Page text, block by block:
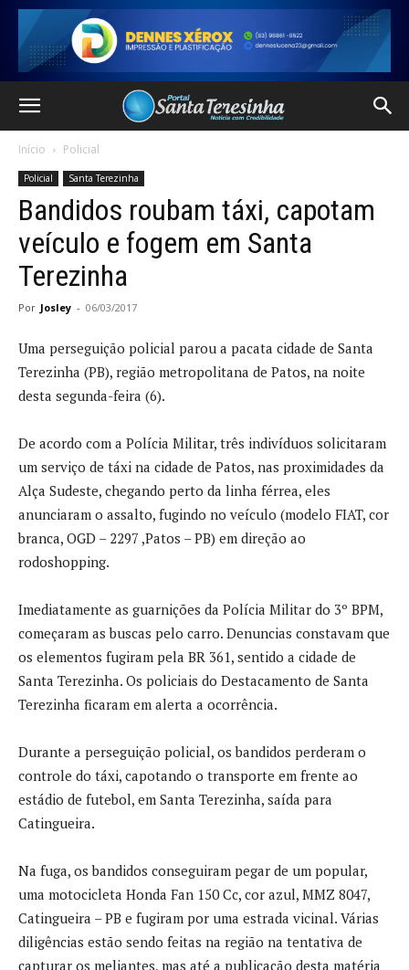
Início Policial
Policial Santa Terezinha
Bandidos roubam táxi, capotam
veículo e fogem em Santa
Terezinha
Por Josley - 06/03/2017
Uma perseguição policial parou a pacata cidade de Santa
Terezinha (PB), região metropolitana de Patos, na noite
desta segunda-feira (6).
De acordo com a Polícia Militar, três indivíduos solicitaram
um serviço de táxi na cidade de Patos, nas proximidades da
Alça Sudeste, chegando perto da linha férrea, eles
anunciaram o assalto, fugindo no veículo (modelo FIAT, cor
branca, OGD – 2297 ,Patos – PB) em direção ao
rodoshopping.
Imediatamente as guarnições da Polícia Militar do 3º BPM,
começaram as buscas pelo carro. Denuncias constavam que
os elementos fugiram pela BR 361, sentido a cidade de
Santa Terezinha. Os policiais do Destacamento de Santa
Terezinha ficaram em alerta a ocorrência.
Durante a perseguição policial, os bandidos perderam o
controle do táxi, capotando o transporte em frente ao
estádio de futebol, em Santa Terezinha, saída para
Catingueira.
Na fuga, os bandidos conseguiram pegar de um popular,
uma motocicleta Honda Fan 150 Cc, cor azul, MMZ 8047,
Catingueira – PB e fugiram por uma estrada vicinal. Várias
diligências estão sendo feitas na região na tentativa de
capturar os meliantes, mas até a publicação desta matéria